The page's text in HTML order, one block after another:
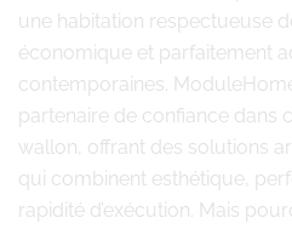
une habitation respectueuse
économique et parfaitement
contemporaines.
partenaire de confiance dans
wallon, offrant des solutions
qui combinent esthétique,
rapidité d’exécution. Mais